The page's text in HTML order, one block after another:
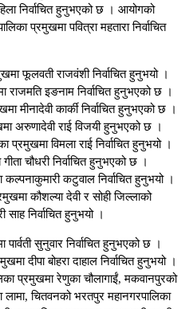
निर्वाचित हुनुभएको छ । आयोगको
प्रमुखमा पवित्रा महतारा निर्वाचित
फूलवती राजवंशी निर्वाचित हुनुभयो ।
राजमति इङनाम निर्वाचित हुनुभएको छ ।
मीनादेवी कार्की निर्वाचित हुनुभएको छ ।
अरुणादेवी राई विजयी हुनुभएको छ ।
प्रमुखमा विमला राई निर्वाचित हुनुभयो ।
चौधरी निर्वाचित हुनुभएको छ ।
कटुवाल निर्वाचित हुनुभयो ।
कौशल्या देवी र सोही जिल्लाको
साह निर्वाचित हुनुभयो ।
सुनुवार निर्वाचित हुनुभएको छ ।
दीपा बोहरा दाहाल निर्वाचित हुनुभयो ।
प्रमुखमा रेणुका चौलागाईं, मकवानपुरको
लामा, चितवनको भरतपुर महानगरपालिका